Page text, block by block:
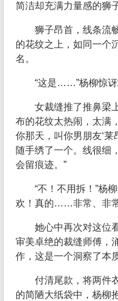
简洁却充满力量感的狮
狮子昂首，线条流
的花纹之上，如同一个
名。
“这是……”杨柳惊讶
女裁缝推了推鼻梁
布的花纹太热闹，太满
你那天，叫你男朋友‘
随手绣了一个。线很细
会留痕迹。”
“不！不用拆！”杨
欢！真的……非常、非
她心中再次对这位
审美卓绝的裁缝师傅，
作，这是一个洞察了本
付清尾款，将两件
的简陋大纸袋中，杨柳